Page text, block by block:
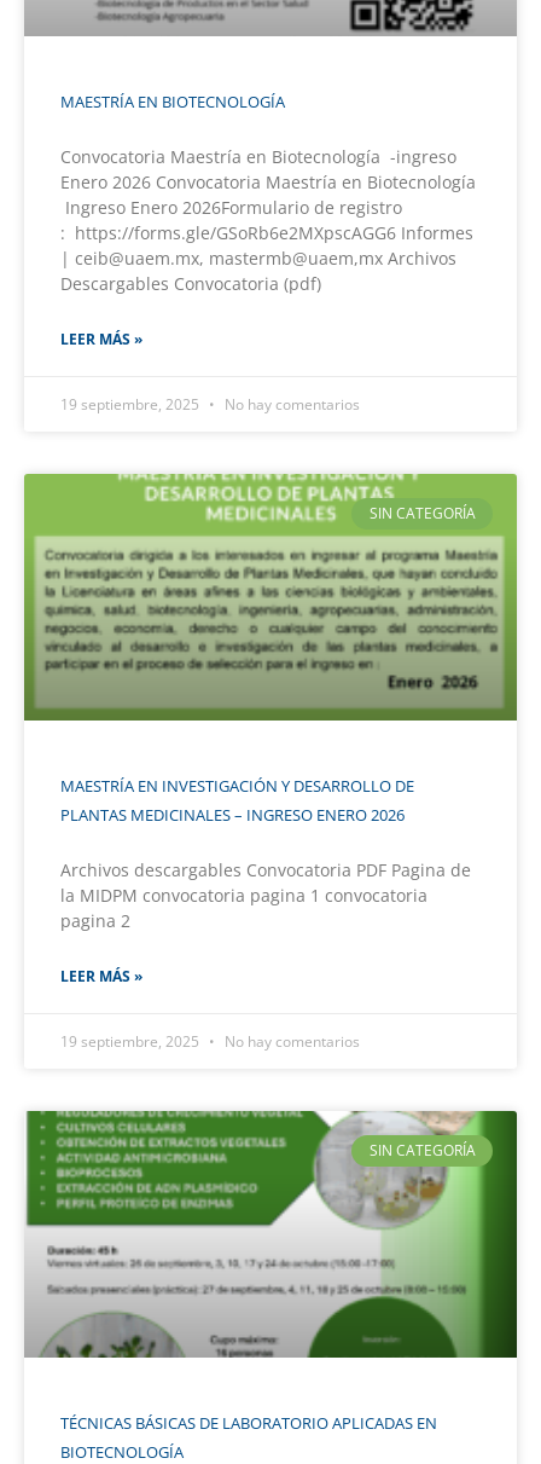
MAESTRÍA EN BIOTECNOLOGÍA
Convocatoria Maestría en Biotecnología -ingreso
Enero 2026 Convocatoria Maestría en Biotecnología
Ingreso Enero 2026Formulario de registro
: https://forms.gle/GSoRb6e2MXpscAGG6 Informes
| ceib@uaem.mx, mastermb@uaem,mx Archivos
Descargables Convocatoria (pdf)
LEER MÁS »
19 septiembre, 2025 No hay comentarios
SIN CATEGORÍA
MAESTRÍA EN INVESTIGACIÓN Y DESARROLLO DE
PLANTAS MEDICINALES – INGRESO ENERO 2026
Archivos descargables Convocatoria PDF Pagina de
la MIDPM convocatoria pagina 1 convocatoria
pagina 2
LEER MÁS »
19 septiembre, 2025 No hay comentarios
SIN CATEGORÍA
TÉCNICAS BÁSICAS DE LABORATORIO APLICADAS EN
BIOTECNOLOGÍA